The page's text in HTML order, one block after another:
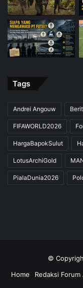
Tags
Andrei Angouw
FIFAWORLD2026
HargaBapokSulut
LotusArchiGold
PialaDunia2026
©
Home
Redaksi Forum